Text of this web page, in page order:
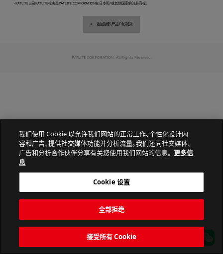
・PATLITE以及PATLITE标志是PATLITE CORPORATION在日本和/或其他国家的注册商标。
返回顶部 产品介绍视频
PATLITE CORPORATION. All Rights Reserved.
我们使用 Cookie 以允许我们网站的正常工作、个性化设计内
容和广告、提供社交媒体功能并分析流量。我们还同社交媒体、
广告和分析合作伙伴分享有关您使用我们网站的信息。 更多信
息
Cookie 设置
全部拒绝
接受所有 Cookie